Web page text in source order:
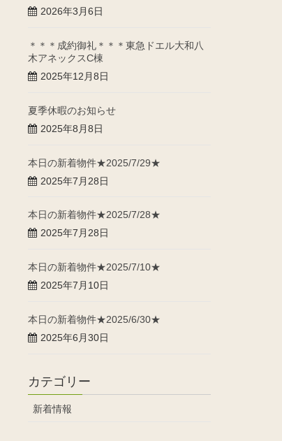
2026年3月6日
＊＊＊成約御礼＊＊＊東急ドエル大和八
木アネックスC棟
2025年12月8日
夏季休暇のお知らせ
2025年8月8日
本日の新着物件★2025/7/29★
2025年7月28日
本日の新着物件★2025/7/28★
2025年7月28日
本日の新着物件★2025/7/10★
2025年7月10日
本日の新着物件★2025/6/30★
2025年6月30日
カテゴリー
新着情報